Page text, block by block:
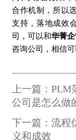
合作机制，所以
支持，落地成效
司，可以和华菁
咨询公司，相信可
上一篇：
公司是怎么做
下一篇：流程
义和成效